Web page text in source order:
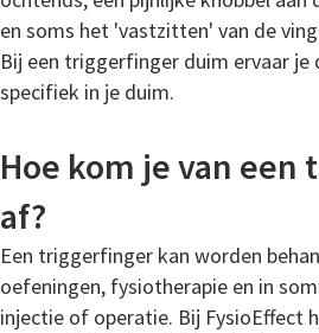
en soms het 'vastzitten' van de
Bij een triggerfinger duim ervaar je
specifiek in je duim.
Hoe kom je van
af?
Een triggerfinger kan worden
oefeningen, fysiotherapie en in
injectie of operatie. Bij FysioEffect